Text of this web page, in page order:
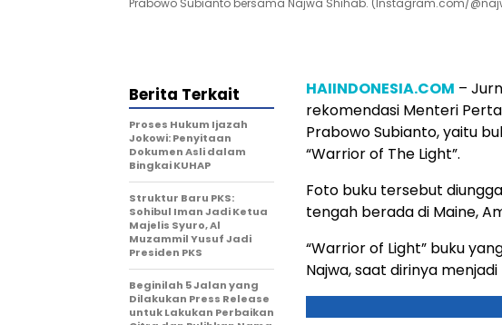
Prabowo Subianto bersama Najwa Shihab. (Instagram.com/
HAIINDONESIA.COM –
rekomendasi Menteri
Prabowo Subianto, yaitu
“Warrior of The Light”.
Foto buku tersebut
tengah berada di Maine,
“Warrior of Light” buku
Najwa, saat dirinya
Berita Terkait
Proses Hukum Ijazah
Jokowi: Penyitaan
Dokumen Asli dalam
Bingkai KUHAP
Struktur Baru PKS:
Sohibul Iman Jadi Ketua
Majelis Syuro, Al
Muzammil Yusuf Jadi
Presiden PKS
Beginilah 5 Jalan yang
Dilakukan Press Release
untuk Lakukan Perbaikan